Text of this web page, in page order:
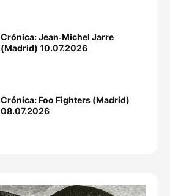
Crónica: Jean‐Michel Jarre
(Madrid) 10.07.2026
Crónica: Foo Fighters (Madrid)
08.07.2026